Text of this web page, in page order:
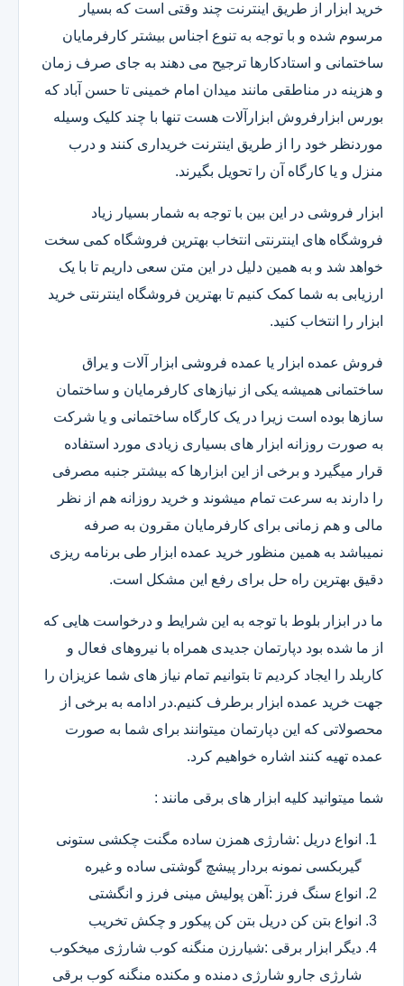
خرید ابزار از طریق اینترنت چند وقتی است که بسیار
مرسوم شده و با توجه به تنوع اجناس بیشتر کارفرمایان
ساختمانی و استادکارها ترجیح می دهند به جای صرف زمان
و هزینه در مناطقی مانند میدان امام خمینی تا حسن آباد که
بورس ابزارفروش ابزارآلات هست تنها با چند کلیک وسیله
موردنظر خود را از طریق اینترنت خریداری کنند و درب
منزل و یا کارگاه آن را تحویل بگیرند.
ابزار فروشی در این بین با توجه به شمار بسیار زیاد
فروشگاه های اینترنتی انتخاب بهترین فروشگاه کمی سخت
خواهد شد و به همین دلیل در این متن سعی داریم تا با یک
ارزیابی به شما کمک کنیم تا بهترین فروشگاه اینترنتی خرید
ابزار را انتخاب کنید.
فروش عمده ابزار یا عمده فروشی ابزار آلات و یراق
ساختمانی همیشه یکی از نیازهای کارفرمایان و ساختمان
سازها بوده است زیرا در یک کارگاه ساختمانی و یا شرکت
به صورت روزانه ابزار های بسیاری زیادی مورد استفاده
قرار میگیرد و برخی از این ابزارها که بیشتر جنبه مصرفی
را دارند به سرعت تمام میشوند و خرید روزانه هم از نظر
مالی و هم زمانی برای کارفرمایان مقرون به صرفه
نمیباشد به همین منظور خرید عمده ابزار طی برنامه ریزی
دقیق بهترین راه حل برای رفع این مشکل است.
ما در ابزار بلوط با توجه به این شرایط و درخواست هایی که
از ما شده بود دپارتمان جدیدی همراه با نیروهای فعال و
کاربلد را ایجاد کردیم تا بتوانیم تمام نیاز های شما عزیزان را
جهت خرید عمده ابزار برطرف کنیم.در ادامه به برخی از
محصولاتی که این دپارتمان میتوانند برای شما به صورت
عمده تهیه کنند اشاره خواهیم کرد.
شما میتوانید کلیه ابزار های برقی مانند :
انواع دریل :شارژی همزن ساده مگنت چکشی ستونی
گیربکسی نمونه بردار پیشچ گوشتی ساده و غیره
انواع سنگ فرز :آهن پولیش مینی فرز و انگشتی
انواع بتن کن دریل بتن کن پیکور و چکش تخریب
دیگر ابزار برقی :شیارزن منگنه کوب شارژی میخکوب
شارژی جارو شارژی دمنده و مکنده منگنه کوب برقی